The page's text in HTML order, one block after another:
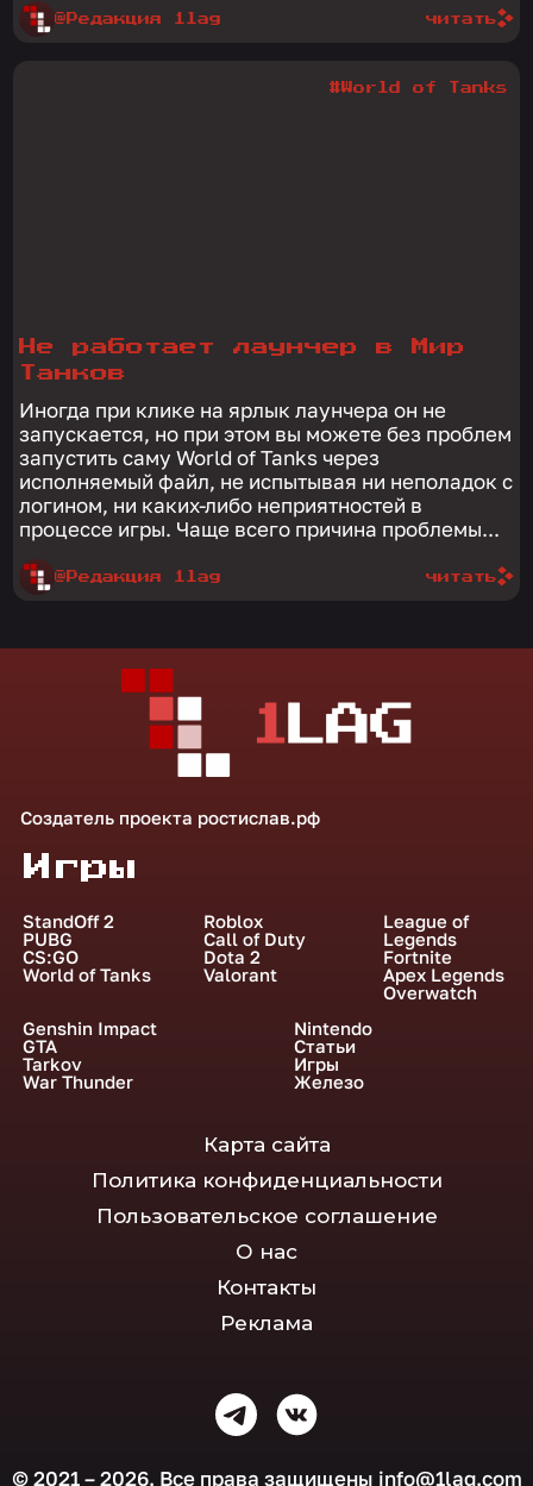
@Редакция 1lag читать
Не работает лаунчер в Мир
Танков
Иногда при клике на ярлык лаунчера он не
запускается, но при этом вы можете без проблем
запустить саму World of Tanks через
исполняемый файл, не испытывая ни неполадок с
логином, ни каких-либо неприятностей в
процессе игры. Чаще всего причина проблемы...
@Редакция 1lag
#World of Tanks
читать
Создатель проекта ростислав.рф
Игры
StandOff 2
PUBG
CS:GO
World of Tanks
Roblox
Call of Duty
Dota 2
Valorant
League of
Legends
Fortnite
Apex Legends
Overwatch
Genshin Impact
GTA
Tarkov
War Thunder
Nintendo
Статьи
Игры
Железо
Карта сайта
Политика конфиденциальности
Пользовательское соглашение
О нас
Контакты
Реклама
© 2021 – 2026. Все права защищены info@1lag.com